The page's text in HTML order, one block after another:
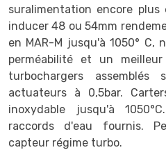
suralimentation encore plus
inducer 48 ou 54mm
en MAR-M jusqu'à 1050° C,
perméabilité et un
turbochargers
actuateurs à 0,5bar.
inoxydable jusqu'à
raccords d'eau fournis.
capteur régime turbo.